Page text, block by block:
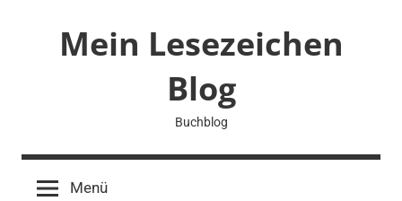
Mein Lesezeichen
Blog
Buchblog
Menü